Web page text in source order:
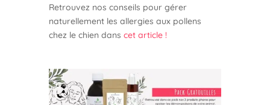
Retrouvez nos conseils pour gérer
naturellement les allergies aux pollens
chez le chien dans cet article !